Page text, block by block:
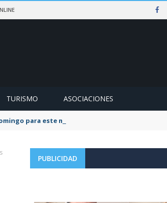
TURISMO ASOCIACIONES
para este mes de agosto
PUBLICIDAD